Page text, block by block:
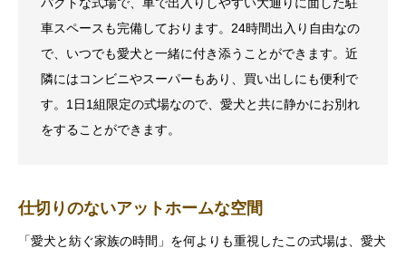
車スペースも完備しております。24時間出入り自由なの
で、いつでも愛犬と一緒に付き添うことができます。近
隣にはコンビニやスーパーもあり、買い出しにも便利で
す。1日1組限定の式場なので、愛犬と共に静かにお別れ
をすることができます。
仕切りのないアットホームな空間
「愛犬と紡ぐ家族の時間」を何よりも重視したこの式場は、愛犬